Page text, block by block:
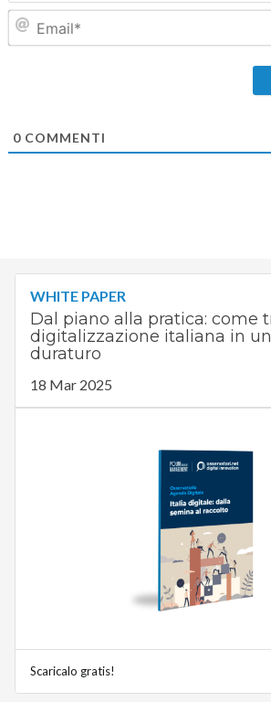
0COMMENTI
WHITE PAPER
Dal piano alla pratica: come
digitalizzazione italiana in
duraturo
18 Mar 2025
Scaricalo gratis!